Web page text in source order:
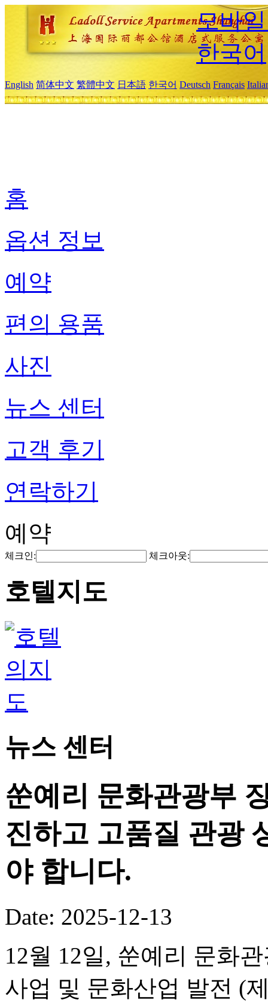
모바
한국어
English 简体中文 繁體中文 日本語 한국어 Deutsch Français
홈
옵션 정보
예약
편의 용품
사진
뉴스 센터
고객 후기
연락하기
예약
체크인: 체크아웃:
호텔지도
뉴스 센터
쑨예리 문화관광부
진하고 고품질 관광
야 합니다.
Date: 2025-12-13
12월 12일, 쑨예리 문화
사업 및 문화산업 발전 (